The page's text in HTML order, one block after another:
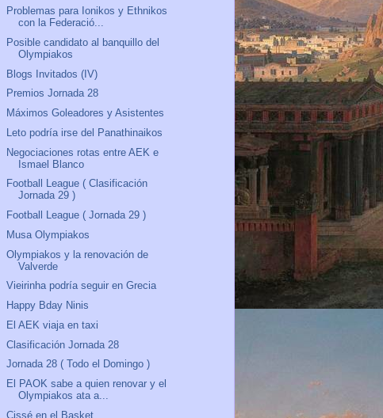
Problemas para Ionikos y Ethnikos
con la Federació...
Posible candidato al banquillo del
Olympiakos
Blogs Invitados (IV)
Premios Jornada 28
Máximos Goleadores y Asistentes
Leto podría irse del Panathinaikos
Negociaciones rotas entre AEK e
Ismael Blanco
Football League ( Clasificación
Jornada 29 )
Football League ( Jornada 29 )
Musa Olympiakos
Olympiakos y la renovación de
Valverde
Vieirinha podría seguir en Grecia
Happy Bday Ninis
El AEK viaja en taxi
Clasificación Jornada 28
Jornada 28 ( Todo el Domingo )
El PAOK sabe a quien renovar y el
Olympiakos ata a...
Cissé en el Basket